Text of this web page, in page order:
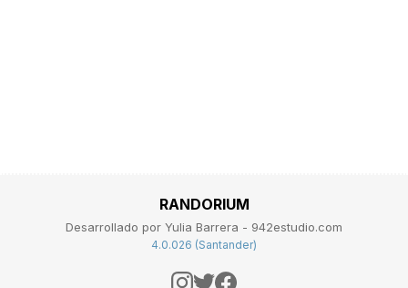
RANDORIUM
Desarrollado por Yulia Barrera - 942estudio.com
4.0.026 (Santander)